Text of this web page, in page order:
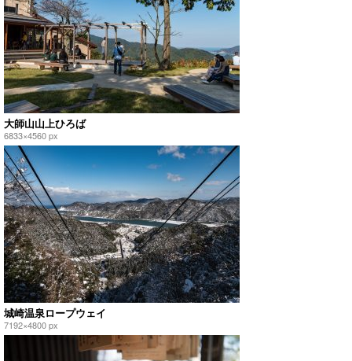
大師山山上ひろば
6833×4560 px
城崎温泉ロープウェイ
7192×4800 px